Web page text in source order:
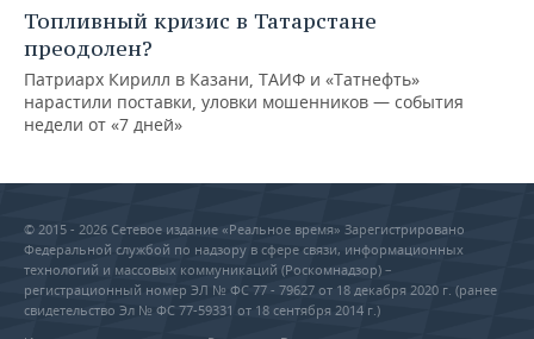
Топливный кризис в Татарстане
преодолен?
Патриарх Кирилл в Казани, ТАИФ и «Татнефть»
нарастили поставки, уловки мошенников — события
недели от «7 дней»
© 2015 - 2026 Сетевое издание «Реальное время» Зарегистрировано
Федеральной службой по надзору в сфере связи, информационных
технологий и массовых коммуникаций (Роскомнадзор) –
регистрационный номер ЭЛ № ФС 77 - 79627 от 18 декабря 2020 г. (ранее
свидетельство Эл № ФС 77-59331 от 18 сентября 2014 г.)